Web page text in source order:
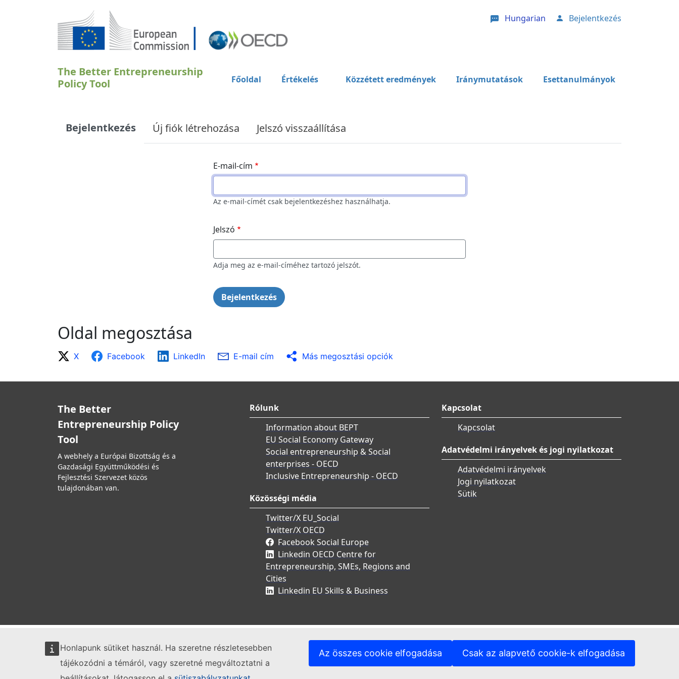
Honlapunk sütiket használ. Ha szeretne részletesebben
tájékozódni a témáról, vagy szeretné megváltoztatni a
Az összes cookie elfogadása Csak az alapvető cookie-k elfogadása
Hungarian User account menu
Bejelentkezés
The Better Entrepreneurship
Policy Tool
Főoldal Értékelés Közzétett eredmények Iránymutatások Esettanulmányok
Primary tabs
Bejelentkezés Új fiók létrehozása Jelszó visszaállítása
E-mail-cím
Az e-mail-címét csak bejelentkezéshez használhatja.
Jelszó
Adja meg az e-mail-címéhez tartozó jelszót.
Oldal megosztása
X Facebook LinkedIn E-mail cím Más megosztási opciók
The Better
Entrepreneurship Policy
Tool
A webhely a Európai Bizottság és a
Gazdasági Együttműködési és
Fejlesztési Szervezet közös
tulajdonában van.
Rólunk
Information about BEPT
EU Social Economy Gateway
Social entrepreneurship & Social
enterprises - OECD
Inclusive Entrepreneurship - OECD
Közösségi média
Twitter/X EU_Social
Twitter/X OECD
Facebook Social Europe
Linkedin OECD Centre for
Entrepreneurship, SMEs, Regions and
Cities
Linkedin EU Skills & Business
Kapcsolat
Kapcsolat
Adatvédelmi irányelvek és jogi nyilatkozat
Adatvédelmi irányelvek
Jogi nyilatkozat
Sütik